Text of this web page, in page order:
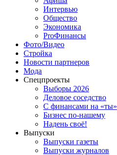
Интервью
Общество
Экономика
ProФинансы
Фото/Видео
Стройка
Новости партнеров
Мода
Спецпроекты
Выборы 2026
Деловое соседство
С финансами на «ты»
Бизнес по-нашему
Надень своё!
Выпуски
Выпуски газеты
Выпуски журналов